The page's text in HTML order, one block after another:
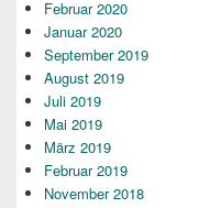
Februar 2020
Januar 2020
September 2019
August 2019
Juli 2019
Mai 2019
März 2019
Februar 2019
November 2018